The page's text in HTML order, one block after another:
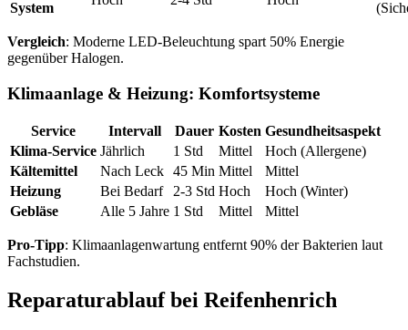
System
Vergleich: Moderne LED-Beleuchtung spart 50% Energie
gegenüber Halogen.
Klimaanlage & Heizung: Komfortsysteme
Service Intervall Dauer Kosten Gesundheitsaspekt
Klima-Service Jährlich 1 Std Mittel
Hoch (Allergene)
Kältemittel
Nach Leck 45 Min Mittel
Mittel
Heizung
Bei Bedarf 2-3 Std Hoch
Hoch (Winter)
Gebläse
Alle 5 Jahre 1 Std Mittel Mittel
Pro-Tipp: Klimaanlagenwartung entfernt 90% der Bakterien laut
Fachstudien.
Reparaturablauf bei Reifenhenrich